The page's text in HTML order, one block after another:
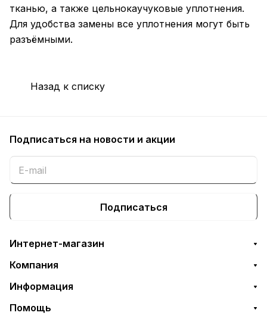
тканью, а также цельнокаучуковые уплотнения.
Для удобства замены все уплотнения могут быть
разъёмными.
Назад к списку
Подписаться на новости и акции
Подписаться
Интернет-магазин
Компания
Информация
Помощь